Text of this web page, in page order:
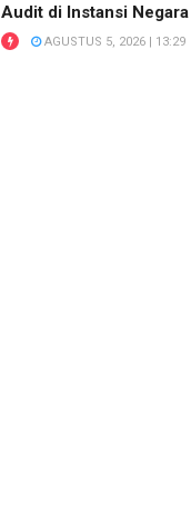
Audit di Instansi Negara
AGUSTUS 5, 2026 | 13:29